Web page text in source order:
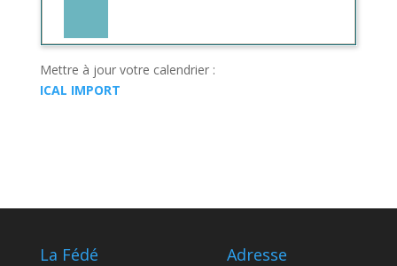
Mettre à jour votre calendrier :
ICAL IMPORT
La Fédé Adresse